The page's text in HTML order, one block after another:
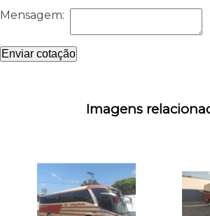
Mensagem:
Enviar cotação
Imagens